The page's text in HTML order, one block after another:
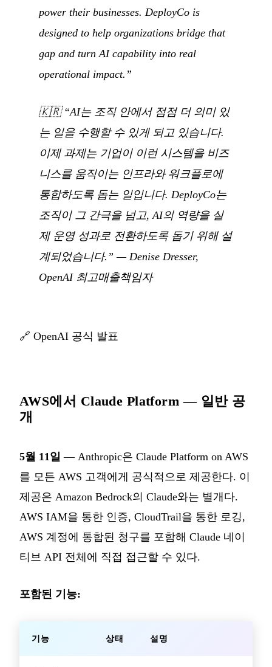
power their businesses. DeployCo is
designed to help organizations bridge that
gap and turn AI capability into real
operational impact.”
🇰🇷“AI는 조직 안에서 점점 더 의미 있
는 일을 수행할 수 있게 되고 있습니다.
이제 과제는 기업이 이런 시스템을 비즈
니스를 움직이는 인프라와 워크플로에
통합하도록 돕는 일입니다. DeployCo는
조직이 그 간극을 넘고, AI의 역량을 실
제 운영 성과로 전환하도록 돕기 위해 설
계되었습니다.” — Denise Dresser,
OpenAI 최고매출책임자
🔗 OpenAI 공식 발표
AWS에서 Claude Platform — 일반 공
개
5월 11일 — Anthropic은 Claude Platform on AWS
를 모든 AWS 고객에게 공식적으로 제공한다. 이
제공은 Amazon Bedrock의 Claude와는 별개다.
AWS IAM을 통한 인증, CloudTrail을 통한 로깅,
AWS 계정에 통합된 청구를 포함해 Claude 네이
티브 API 전체에 직접 접근할 수 있다.
포함된 기능:
기능 상태 설명